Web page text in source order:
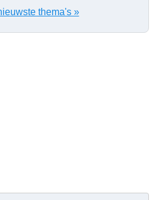
thema's »